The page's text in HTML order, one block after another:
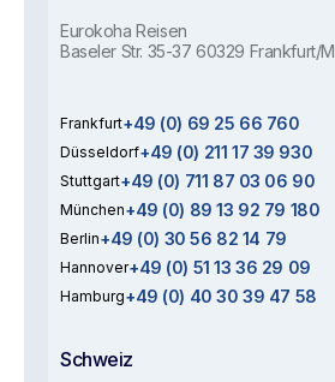
Eurokoha Reisen
Baseler Str. 35-37 60329 Frankfurt/M
Frankfurt+49 (0) 69 25 66 760
Düsseldorf+49 (0) 211 17 39 930
Stuttgart+49 (0) 711 87 03 06 90
München+49 (0) 89 13 92 79 180
Berlin+49 (0) 30 56 82 14 79
Hannover+49 (0) 51 13 36 29 09
Hamburg+49 (0) 40 30 39 47 58
Schweiz